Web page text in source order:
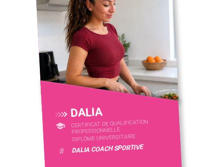
DALIA
CERTIFICAT DE QUALIFICATION
PROFESSIONNELLE
DIPLÔME UNIVERSITAIRE
# DALIA COACH SPORTIVE